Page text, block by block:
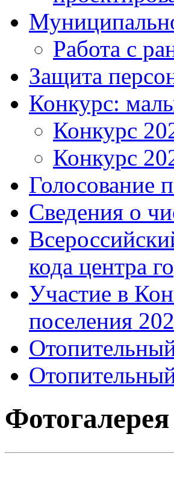
Работа с
Защита
Конкурс:
Конкурс
Конкурс
Голосование
Сведения о
кода центра
Участие в
поселения
Фотогалерея